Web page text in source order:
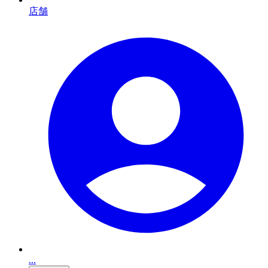
店舗
...